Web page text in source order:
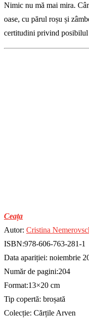
Nimic nu mă mai mira.
oase, cu părul roșu și
certitudini privind
Ceața
Autor: Cristina
ISBN:978-606-763-281-1
Data apariției: noiembrie
Număr de pagini:204
Format:13×20 cm
Tip copertă: broșată
Colecție: Cărțile Arven